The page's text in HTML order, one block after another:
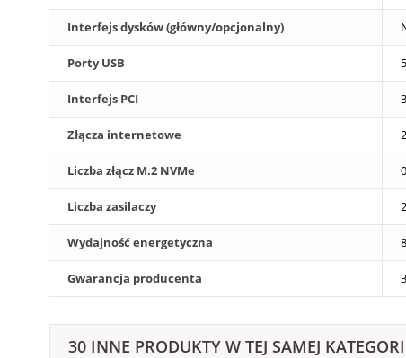
Interfejs dysków (główny/opcjonalny)
Porty USB
Interfejs PCI
Złącza internetowe
Liczba złącz M.2 NVMe 0
Liczba zasilaczy 2
Wydajność energetyczna
Gwarancja producenta
30 INNE PRODUKTY W TEJ SAMEJ